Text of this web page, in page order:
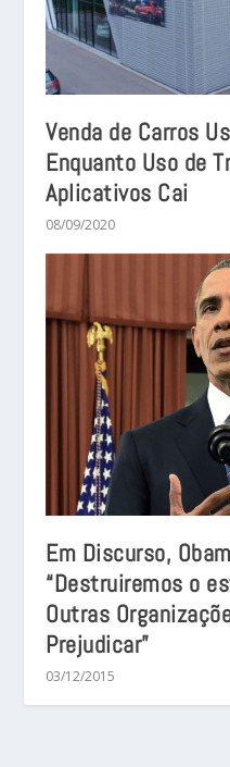
Venda de Carros
Enquanto Uso de
Aplicativos Cai
08/09/2020
Em Discurso,
“Destruiremos o
Outras
Prejudicar”
03/12/2015